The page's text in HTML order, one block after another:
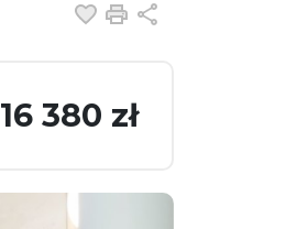
Dodaj do
Drukuj
16 380 zł